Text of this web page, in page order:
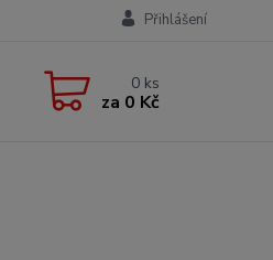
Přihlášení
0 ks
za 0 Kč